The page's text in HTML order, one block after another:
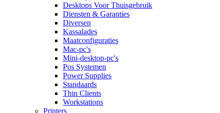
Desktops Voor Thuisgebruik
Diensten & Garanties
Diversen
Kassalades
Maatconfiguraties
Mac-pc's
Mini-desktop-pc's
Pos Systemen
Power Supplies
Standaards
Thin Clients
Workstations
Printers